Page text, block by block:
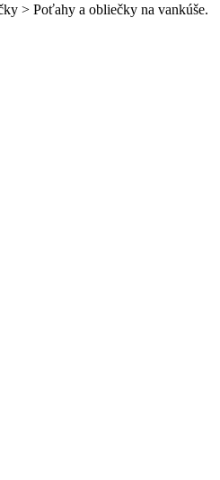
> Poťahy a obliečky na vankúše.